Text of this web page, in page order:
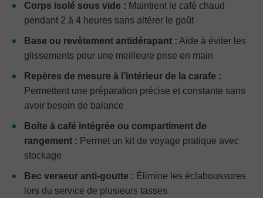
Corps isolé sous vide : Maintient le café chaud
pendant 2 à 4 heures sans altérer le goût
Base ou revêtement antidérapant : Aide à éviter les
glissements pour une meilleure prise en main
Repères de mesure à l’intérieur de la carafe :
Permettent une préparation précise et constante sans
avoir besoin de balance
Boîte à café intégrée ou compartiment de
rangement : Permet un kit de voyage pratique avec
stockage
Bec verseur anti-goutte : Élimine les éclaboussures
lors du service de plusieurs tasses